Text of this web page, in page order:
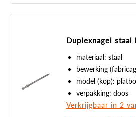
Duplexnagel staal
materiaal: staal
bewerking
model (kop):
verpakking: doos
Verkrijgbaar in 2